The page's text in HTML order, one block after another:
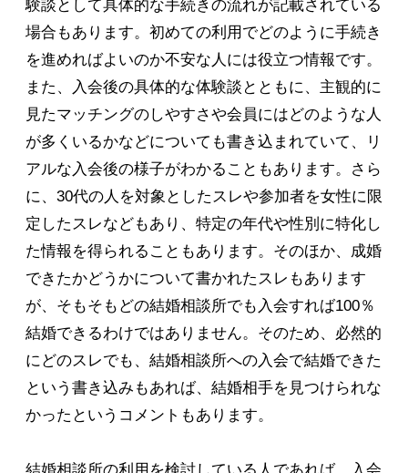
験談として具体的な手続きの流れが記載されている
場合もあります。初めての利用でどのように手続き
を進めればよいのか不安な人には役立つ情報です。
また、入会後の具体的な体験談とともに、主観的に
見たマッチングのしやすさや会員にはどのような人
が多くいるかなどについても書き込まれていて、リ
アルな入会後の様子がわかることもあります。さら
に、30代の人を対象としたスレや参加者を女性に限
定したスレなどもあり、特定の年代や性別に特化し
た情報を得られることもあります。そのほか、成婚
できたかどうかについて書かれたスレもあります
が、そもそもどの結婚相談所でも入会すれば100％
結婚できるわけではありません。そのため、必然的
にどのスレでも、結婚相談所への入会で結婚できた
という書き込みもあれば、結婚相手を見つけられな
かったというコメントもあります。